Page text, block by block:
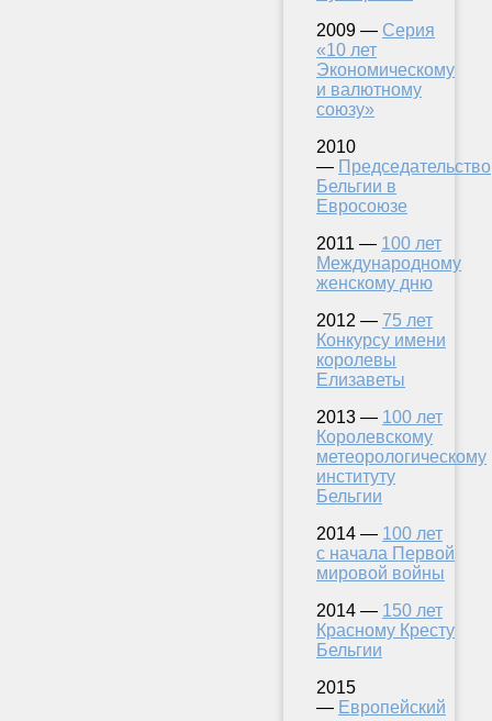
2009 — Серия
«10 лет
Экономическому
и валютному
союзу»
2010
— Председательство
Бельгии в
Евросоюзе
2011 — 100 лет
Международному
женскому дню
2012 — 75 лет
Конкурсу имени
королевы
Елизаветы
2013 — 100 лет
Королевскому
метеорологическому
институту
Бельгии
2014 — 100 лет
с начала Первой
мировой войны
2014 — 150 лет
Красному Кресту
Бельгии
2015
— Европейский